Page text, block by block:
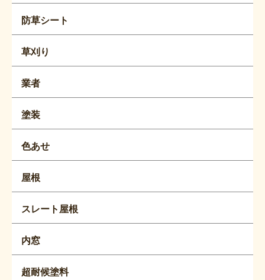
防草シート
草刈り
業者
塗装
色あせ
屋根
スレート屋根
内窓
超耐候塗料